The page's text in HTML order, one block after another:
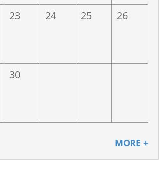
23 24 25 26
30
MORE +
欣興電子 南亞科技